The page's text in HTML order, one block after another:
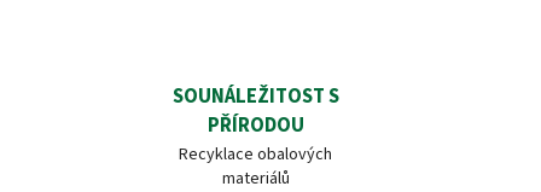
SOUNÁLEŽITOST S
PŘÍRODOU
Recyklace obalových
materiálů